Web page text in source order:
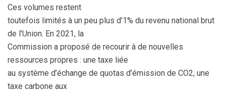
Ces volumes restent
toutefois limités à un peu plus d’1% du revenu national brut
de l’Union. En 2021, la
Commission a proposé de recourir à de nouvelles
ressources propres : une taxe liée
au système d’échange de quotas d’émission de CO2, une
taxe carbone aux